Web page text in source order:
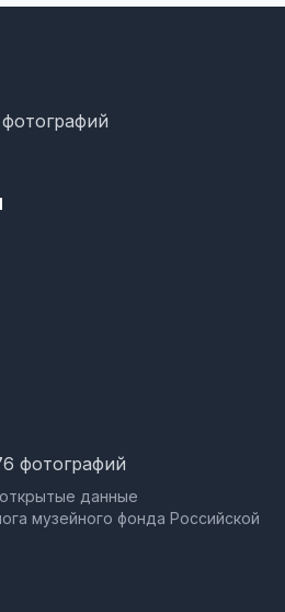
фотографий
данные
музейного фонда Российской